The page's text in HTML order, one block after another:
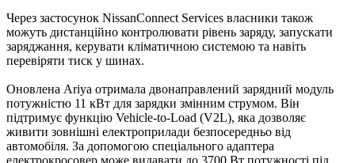
Через застосунок NissanConnect Services власники також
можуть дистанційно контролювати рівень заряду, запускати
заряджання, керувати кліматичною системою та навіть
перевіряти тиск у шинах.
Оновлена Ariya отримала двонаправлений зарядний модуль
потужністю 11 кВт для зарядки змінним струмом. Він
підтримує функцію Vehicle-to-Load (V2L), яка дозволяє
живити зовнішні електроприлади безпосередньо від
автомобіля. За допомогою спеціального адаптера